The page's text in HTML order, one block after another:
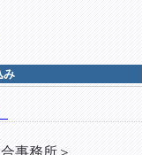
み
事務所＞